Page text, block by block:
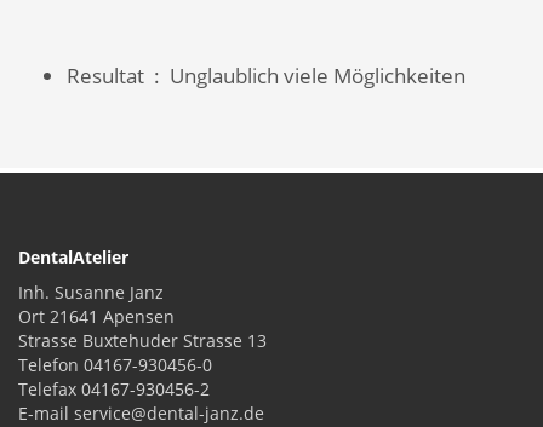
Resultat : Unglaublich viele Möglichkeiten
DentalAtelier
Inh. Susanne Janz
Ort 21641 Apensen
Strasse Buxtehuder Strasse 13
Telefon 04167-930456-0
Telefax 04167-930456-2
E-mail service@dental-janz.de